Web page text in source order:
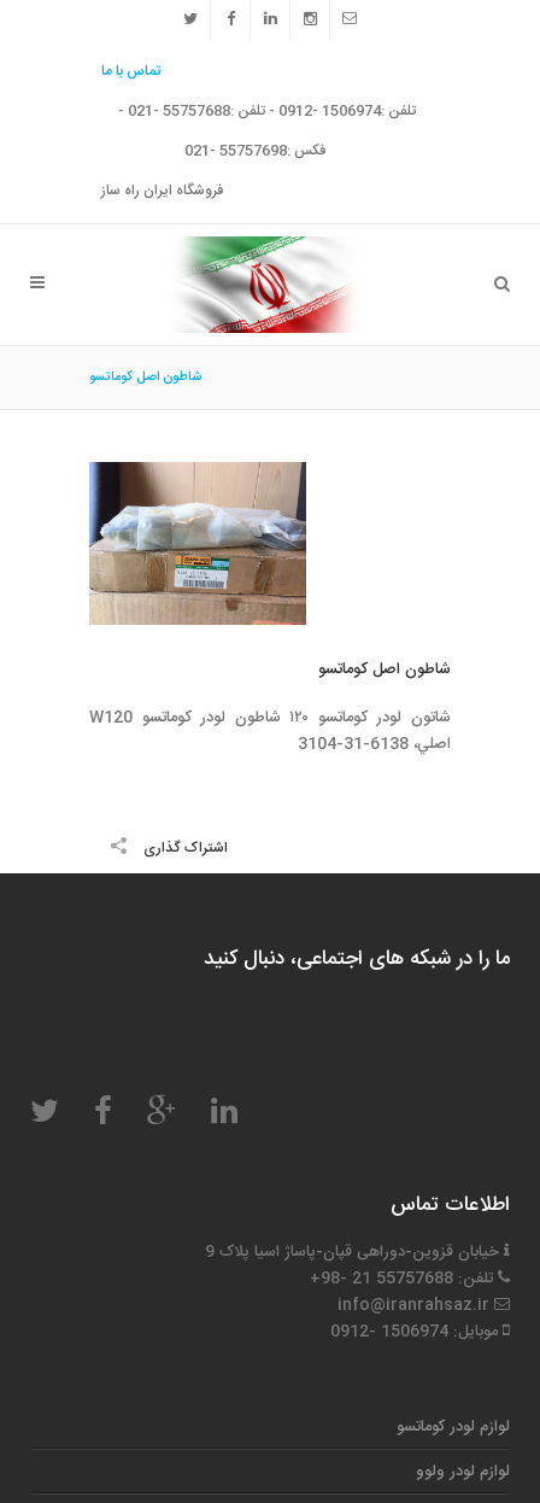
تماس با ما
تلفن :1506974 -0912 - تلفن :55757688 -021 -
فکس :55757698 -021
فروشگاه ایران راه ساز
شاطون اصل كوماتسو
شاطون اصل كوماتسو
شاتون لودر كوماتسو ١٢٠ شاطون لودر كوماتسو W120
اصلي، 6138-31-3104
اشتراک گذاری
ما را در شبکه های اجتماعی، دنبال کنید
اطلاعات تماس
خیابان قزوین-دوراهی قپان-پاساژ اسیا پلاک 9
تلفن: 55757688 21 -98+
موبایل: 1506974 -0912
لوازم لودر کوماتسو
لوازم لودر ولوو